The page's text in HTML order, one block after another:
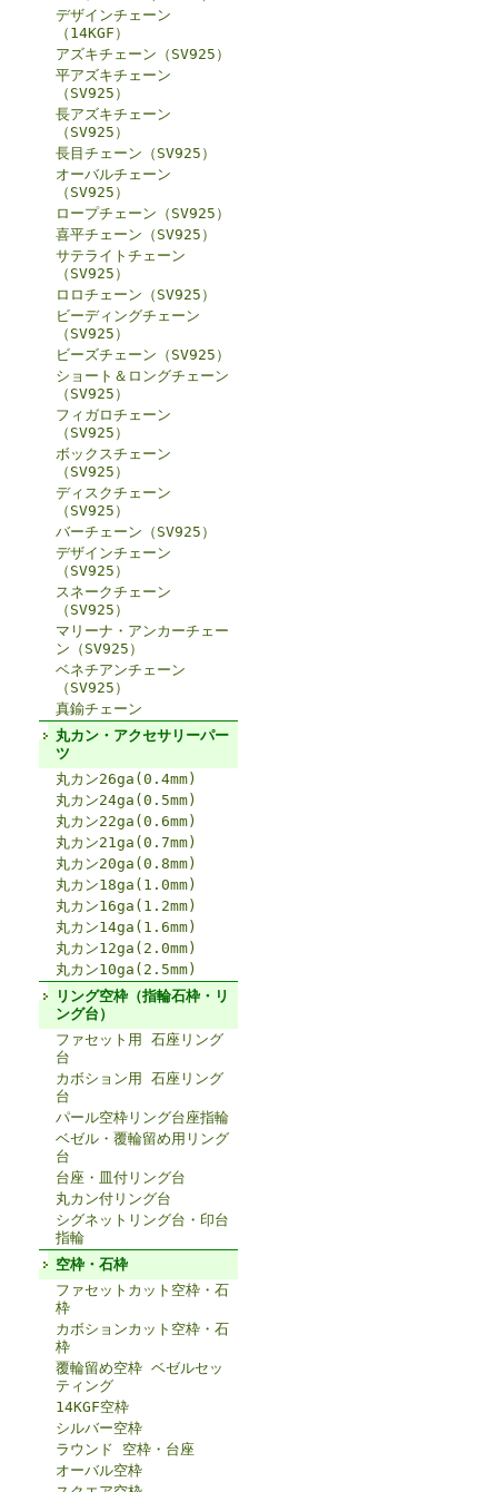
デザインチェーン
（14KGF）
アズキチェーン（SV925）
平アズキチェーン
（SV925）
長アズキチェーン
（SV925）
長目チェーン（SV925）
オーバルチェーン
（SV925）
ロープチェーン（SV925）
喜平チェーン（SV925）
サテライトチェーン
（SV925）
ロロチェーン（SV925）
ビーディングチェーン
（SV925）
ビーズチェーン（SV925）
ショート＆ロングチェーン
（SV925）
フィガロチェーン
（SV925）
ボックスチェーン
（SV925）
ディスクチェーン
（SV925）
バーチェーン（SV925）
デザインチェーン
（SV925）
スネークチェーン
（SV925）
マリーナ・アンカーチェー
ン（SV925）
ベネチアンチェーン
（SV925）
真鍮チェーン
丸カン・アクセサリーパー
ツ
丸カン26ga(0.4mm)
丸カン24ga(0.5mm)
丸カン22ga(0.6mm)
丸カン21ga(0.7mm)
丸カン20ga(0.8mm)
丸カン18ga(1.0mm)
丸カン16ga(1.2mm)
丸カン14ga(1.6mm)
丸カン12ga(2.0mm)
丸カン10ga(2.5mm)
リング空枠（指輪石枠・リ
ング台）
ファセット用 石座リング
台
カボション用 石座リング
台
パール空枠リング台座指輪
ベゼル・覆輪留め用リング
台
台座・皿付リング台
丸カン付リング台
シグネットリング台・印台
指輪
空枠・石枠
ファセットカット空枠・石
枠
カボションカット空枠・石
枠
覆輪留め空枠 ベゼルセッ
ティング
14KGF空枠
シルバー空枠
ラウンド 空枠・台座
オーバル空枠